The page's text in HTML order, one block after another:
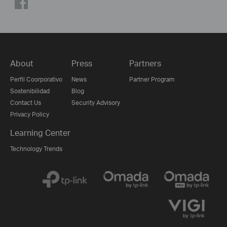
About
Perfil Coorporativo
Sostenibilidad
Contact Us
Privacy Policy
Press
News
Blog
Security Advisory
Partners
Partner Program
Learning Center
Technology Trends